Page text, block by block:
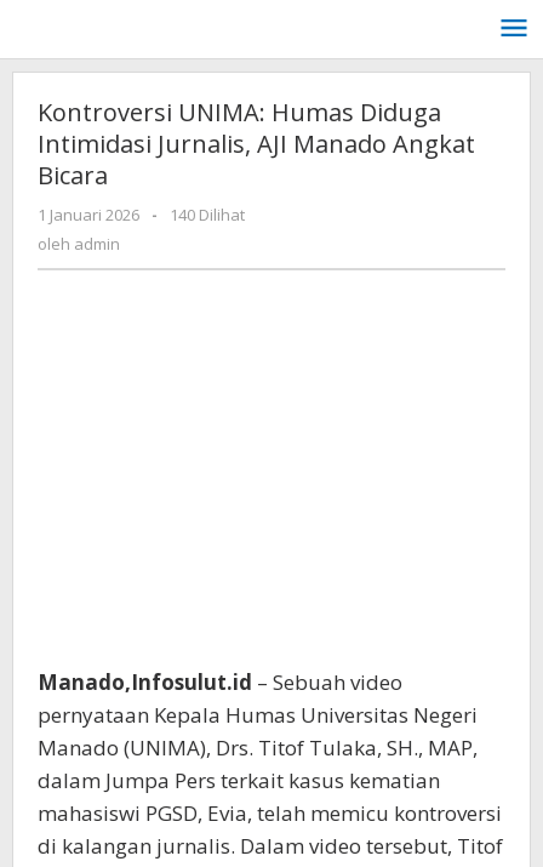
konten
Kontroversi UNIMA: Humas Diduga
Intimidasi Jurnalis, AJI Manado Angkat
Bicara
1 Januari 2026
oleh
-
140 Dilihat
oleh admin
Manado,Infosulut.id – Sebuah video
pernyataan Kepala Humas Universitas Negeri
Manado (UNIMA), Drs. Titof Tulaka, SH., MAP,
dalam Jumpa Pers terkait kasus kematian
mahasiswi PGSD, Evia, telah memicu kontroversi
di kalangan jurnalis. Dalam video tersebut, Titof